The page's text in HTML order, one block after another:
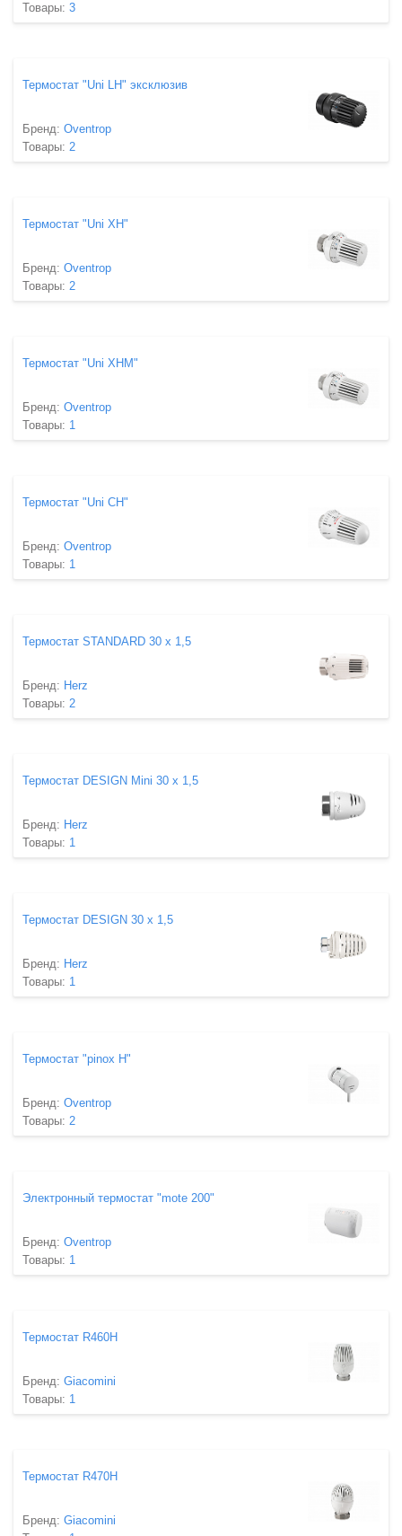
Товары: 3
Термостат "Uni LH" эксклюзив
Бренд: Oventrop
Товары: 2
Термостат "Uni XH"
Бренд: Oventrop
Товары: 2
Термостат "Uni XHM"
Бренд: Oventrop
Товары: 1
Термостат "Uni СH"
Бренд: Oventrop
Товары: 1
Термостат STANDARD 30 х 1,5
Бренд: Herz
Товары: 2
Термостат DESIGN Mini 30 х 1,5
Бренд: Herz
Товары: 1
Термостат DESIGN 30 х 1,5
Бренд: Herz
Товары: 1
Термостат "pinox H"
Бренд: Oventrop
Товары: 2
Электронный термостат "mote 200"
Бренд: Oventrop
Товары: 1
Термостат R460H
Бренд: Giacomini
Товары: 1
Термостат R470H
Бренд: Giacomini